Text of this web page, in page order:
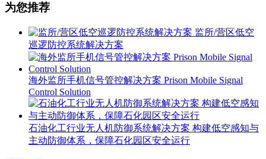
为您推荐
监所/营区低空
巡逻防控系统解决方案
海外监所手机信号管控解决方案 Prison Mobile Signal
Control Solution
石油化工行业无人机防御系统解决方案 构建低空感知与
主动防御体系，保障石化园区安全运行